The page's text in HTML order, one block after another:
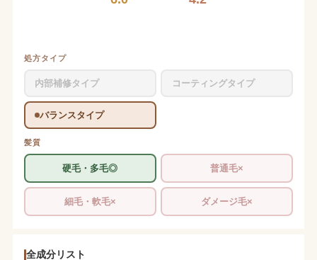
処方タイプ
内部補修タイプ コーティングタイプ
バランスタイプ
髪質
硬毛・多毛◎ 普通毛×
細毛・軟毛× ダメージ毛×
全成分リスト